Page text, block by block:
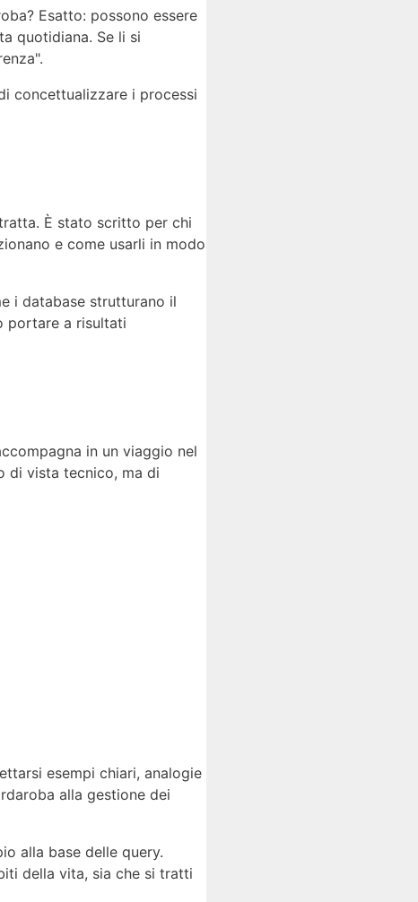
Esatto: possono essere
quotidiana. Se li si
concettualizzare i processi
È stato scritto per chi
e come usarli in modo
i database strutturano il
portare a risultati
in un viaggio nel
di vista tecnico, ma di
esempi chiari, analogie
alla gestione dei
alla base delle query.
della vita, sia che si tratti